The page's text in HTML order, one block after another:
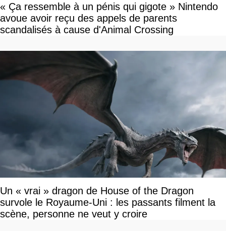
« Ça ressemble à un pénis qui gigote » Nintendo
avoue avoir reçu des appels de parents
scandalisés à cause d'Animal Crossing
Un « vrai » dragon de House of the Dragon
survole le Royaume-Uni : les passants filment la
scène, personne ne veut y croire